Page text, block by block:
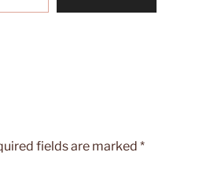
fields are marked *